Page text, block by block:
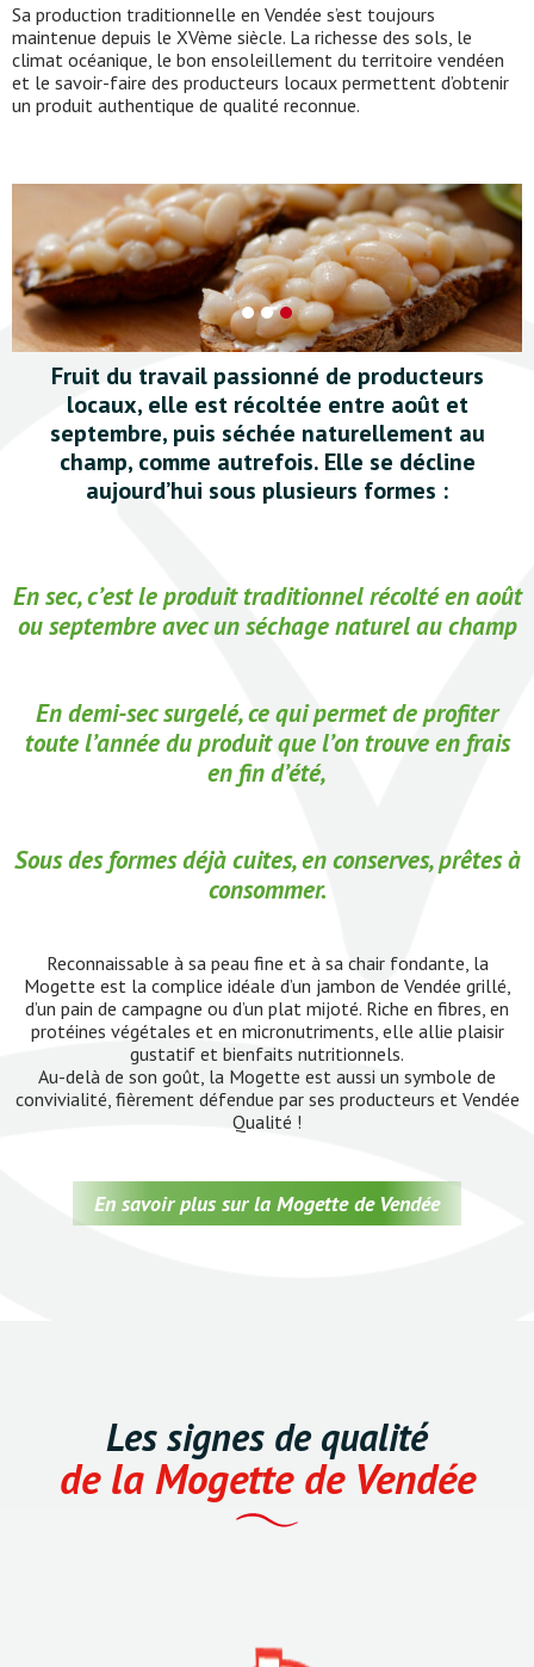
Sa production traditionnelle en Vendée s’est toujours
maintenue depuis le XVème siècle. La richesse des sols, le
climat océanique, le bon ensoleillement du territoire vendéen
et le savoir-faire des producteurs locaux permettent d’obtenir
un produit authentique de qualité reconnue.
Fruit du travail passionné de producteurs
locaux, elle est récoltée entre août et
septembre, puis séchée naturellement au
champ, comme autrefois. Elle se décline
aujourd’hui sous plusieurs formes :
En sec, c’est le produit traditionnel récolté en août
ou septembre avec un séchage naturel au champ
En demi-sec surgelé, ce qui permet de profiter
toute l’année du produit que l’on trouve en frais
en fin d’été,
Sous des formes déjà cuites, en conserves, prêtes à
consommer.
Reconnaissable à sa peau fine et à sa chair fondante, la
Mogette est la complice idéale d’un jambon de Vendée grillé,
d’un pain de campagne ou d’un plat mijoté. Riche en fibres, en
protéines végétales et en micronutriments, elle allie plaisir
gustatif et bienfaits nutritionnels.
Au-delà de son goût, la Mogette est aussi un symbole de
convivialité, fièrement défendue par ses producteurs et Vendée
Qualité !
En savoir plus sur la Mogette de Vendée
Les signes de qualité
de la Mogette de Vendée